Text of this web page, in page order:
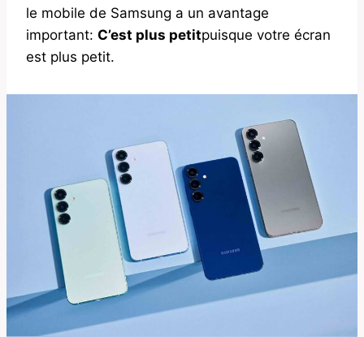
le mobile de Samsung a un avantage
important: C’est plus petitpuisque votre écran
est plus petit.